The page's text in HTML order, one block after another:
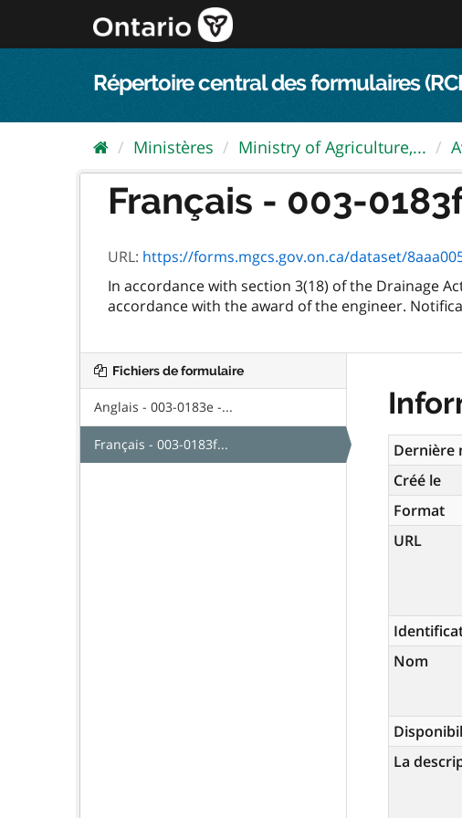
au
Répertoire central des formulaires
Ministères Ministry of Agriculture,...
Français - 003-
URL: https://forms.mgcs.gov.on.ca/dataset/
In accordance with section 3(18) of the Drainage
accordance with the award of the engineer.
Fichiers de formulaire
Anglais - 003-0183e -...
Français - 003-0183f... Dernière
Créé le
Format
URL
Nom
La